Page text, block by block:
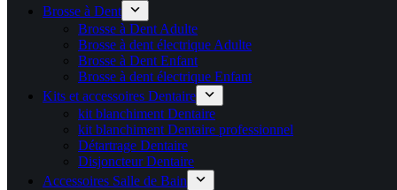
Brosse à Dent
Brosse à Dent Adulte
Brosse à dent électrique Adulte
Brosse à Dent Enfant
Brosse à dent électrique Enfant
Kits et accessoires Dentaire
kit blanchiment Dentaire
kit blanchiment Dentaire professionnel
Détartrage Dentaire
Disjoncteur Dentaire
Accessoires Salle de Bain